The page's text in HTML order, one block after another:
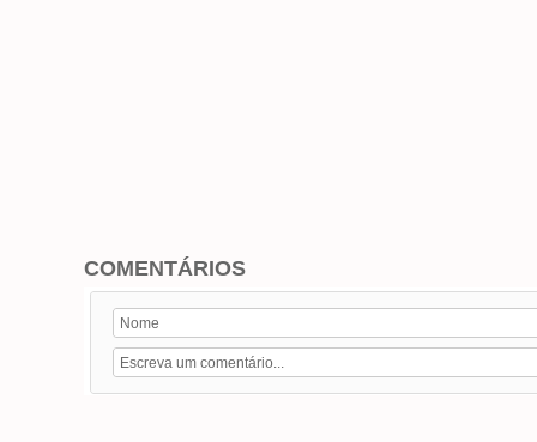
COMENTÁRIOS